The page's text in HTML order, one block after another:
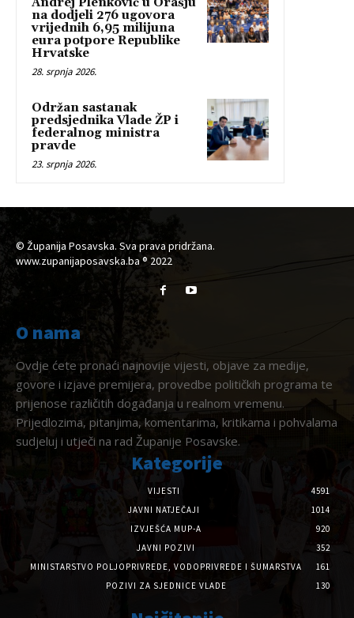
na dodjeli 276 ugovora
vrijednih 6,95 milijuna
eura potpore Republike
Hrvatske
28. srpnja 2026.
Održan sastanak
predsjednika Vlade ŽP i
federalnog ministra
pravde
23. srpnja 2026.
© Županija Posavska. Sva prava pridržana.
www.zupanijaposavska.ba ® 2022
O nama
Ovdje ćete pronaći najnovije vijesti, objave za medije,
govore i izjave premijera, provedbe političkih programa te
prijenose različitih događanja u realnom vremenu.
Prijedlozima, pitanjima, komentarima, kritikama i pohvalama
sudjeluj i utječi na rad Županije Posavske.
Kategorije
VIJESTI
4591
JAVNI NATJEČAJI
1014
IZVJEŠĆA MUP-A
920
JAVNI POZIVI
352
MINISTARSTVO POLJOPRIVREDE, VODOPRIVREDE I ŠUMARSTVA
161
POZIVI ZA SJEDNICE VLADE
130